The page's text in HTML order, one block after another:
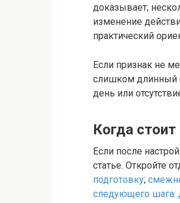
доказывает;
изменение
практический
Если признак не
слишком длинный
день или
Когда
Если после
статье. Откройте
подготовку;
следующего шага: